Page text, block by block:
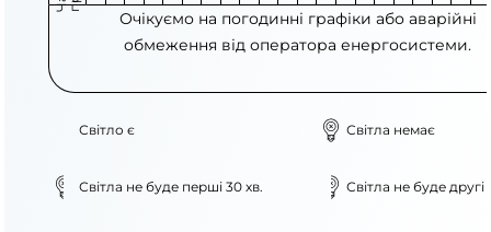
Очікуємо на погодинні графіки або аварійні
обмеження від оператора енергосистеми.
Світло є Світла немає
Світла не буде перші 30 хв. Світла не буде другі